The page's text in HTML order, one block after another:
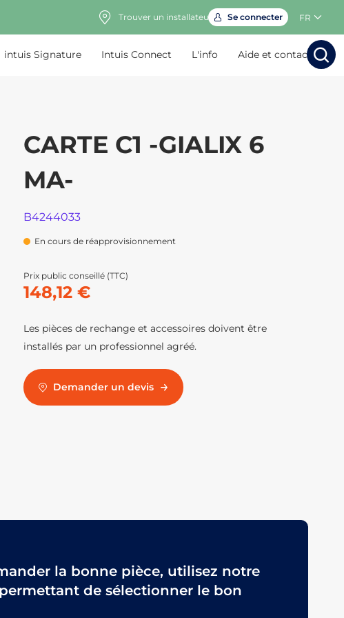
Trouver un installateur Se connecter FR
intuis Signature Intuis Connect L'info Aide et contact
RechercherRechercher
CARTE C1 -GIALIX 6
MA-
B4244033
En cours de réapprovisionnement
Prix public conseillé (TTC)
148,12 €
Les pièces de rechange et accessoires doivent être
installés par un professionnel agréé.
Demander un devis
la bonne pièce, utilisez notre
de sélectionner le bon